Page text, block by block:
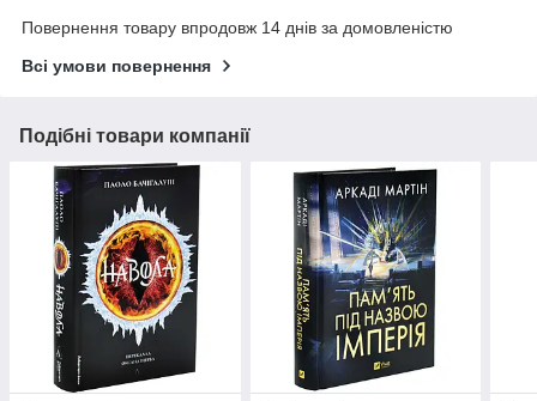
Повернення товару впродовж 14 днів за домовленістю
Всі умови повернення
Подібні товари компанії